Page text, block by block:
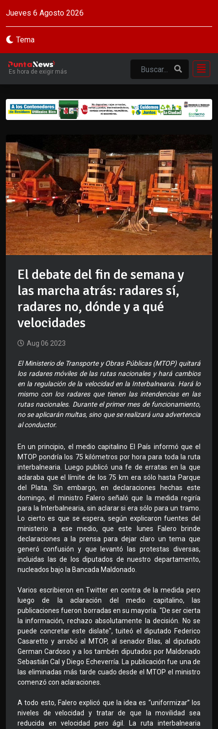
Jueves 6 Agosto 2026
Tema
Es hora de exigir más
El debate del fin de semana y
las marcha atrás: radares sí,
radares no, dónde y a qué
velocidades
Aug 06 2023
El Ministerio de Transporte y Obras Públicas (MTOP) quitará
los radares móviles de las rutas nacionales y hará cambios
en la regulación de la velocidad en la Interbalnearia. Hará lo
mismo con los radares que tienen las intendencias en las
rutas nacionales. Durante el primer mes de funcionamiento,
no se aplicarán multas, sino que se realizará una advertencia
al conductor.
En un principio, el medio capitalino El País informó que el
MTOP pondría los 75 kilómetros por hora para toda la ruta
interbalnearia. Luego publicó una fe de erratas en la que
aclaraba que el límite de los 75 km era sólo hasta Parque
del Plata. Sin embargo, en declaraciones hechas este
domingo, el ministro Falero señaló que la medida regiría
para la Interbalnearia, sin aclarar si era sólo para un tramo.
Lo cierto es que se espera, según explicaron fuentes del
ministerio a ese medio, que este lunes Falero brinde
declaraciones a la prensa para dejar claro un tema que
generó confusión y que levantó las protestas diversas,
incluidas las de los diputados de nuestro departamento,
nucleados bajo la Bancada Maldonado.
Varios escribieron en Twitter en contra de la medida pero
luego de la aclaración del medio capitalino, las
publicaciones fueron borradas en su mayoría. "De ser cierta
la información, rechazo absolutamente la decisión. No se
puede concretar este dislate", tuiteó el diputado Federico
Casaretto y arrobó al MTOP, al senador Blas, al diputado
German Cardoso y a los tambén diputados por Maldonado
Sebastián Cal y Diego Echeverría. La publicación fue una de
las eliminadas más tarde cuado desde el MTOP el ministro
comenzó con aclaraciones.
A todo esto, Falero explicó que la idea es “uniformizar” los
niveles de velocidad y tratar de que la movilidad sea
reducida en velocidad pero ágil. La ruta interbalnearia